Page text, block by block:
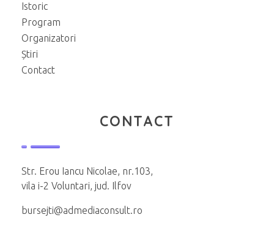
Istoric
Program
Organizatori
Știri
Contact
CONTACT
Str. Erou Iancu Nicolae, nr.103,
vila i-2 Voluntari, jud. Ilfov
bursejti@admediaconsult.ro